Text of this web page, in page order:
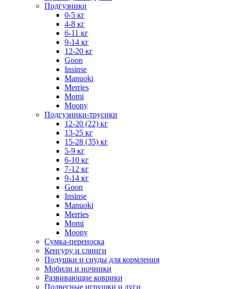
Подгузники
0-5 кг
4-8 кг
6-11 кг
9-14 кг
12-20 кг
Goon
Insinse
Manuoki
Merries
Momi
Moony
Подгузники-трусики
12-20 (22) кг
13-25 кг
15-28 (35) кг
5-9 кг
6-10 кг
7-12 кг
9-14 кг
Goon
Insinse
Manuoki
Merries
Momi
Moony
Сумка-переноска
Кенгуру и слинги
Подушки и снуды для кормления
Мобили и ночники
Развивающие коврики
Подвесные игрушки и дуги